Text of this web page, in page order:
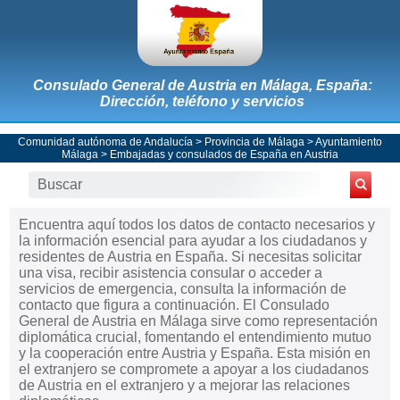
Consulado General de Austria en Málaga, España:
Dirección, teléfono y servicios
Comunidad autónoma de Andalucía > Provincia de Málaga >Ayuntamiento
Málaga > Embajadas y consulados de España en Austria
Encuentra aquí todos los datos de contacto necesarios y
la información esencial para ayudar a los ciudadanos y
residentes de Austria en España. Si necesitas solicitar
una visa, recibir asistencia consular o acceder a
servicios de emergencia, consulta la información de
contacto que figura a continuación. El Consulado
General de Austria en Málaga sirve como representación
diplomática crucial, fomentando el entendimiento mutuo
y la cooperación entre Austria y España. Esta misión en
el extranjero se compromete a apoyar a los ciudadanos
de Austria en el extranjero y a mejorar las relaciones